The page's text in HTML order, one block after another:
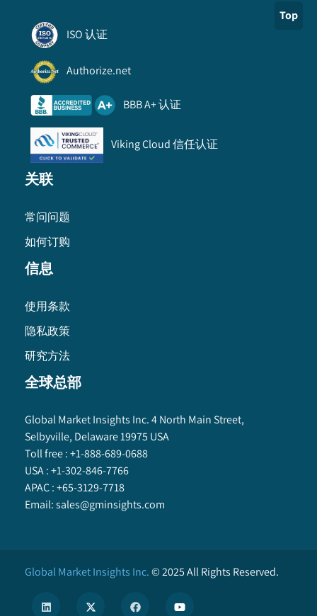
Top
ISO 认证
Authorize.net
BBB A+ 认证
Viking Cloud 信任认证
关联
常问问题
如何订购
信息
使用条款
隐私政策
研究方法
全球总部
Global Market Insights Inc. 4 North Main Street,
Selbyville, Delaware 19975 USA
Toll free :+1-888-689-0688
USA :+1-302-846-7766
APAC :+65-3129-7718
Email:sales@gminsights.com
Global Market Insights Inc.©2025All Rights Reserved.